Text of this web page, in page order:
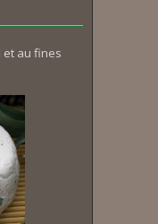
et au fines